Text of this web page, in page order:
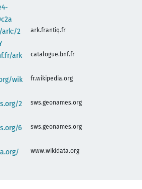
2
ark.frantiq.fr
ark
catalogue.bnf.fr
wik
fr.wikipedia.org
2
sws.geonames.org
6
sws.geonames.org
www.wikidata.org